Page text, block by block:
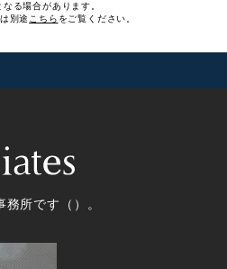
る場合があります。
別途 こちら をご覧ください。
務所です（ ）。